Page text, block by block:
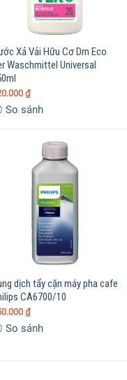
Xả Vải Hữu Cơ Dm Eco
Waschmittel Universal
₫
So sánh
dịch tẩy cặn máy pha cafe
CA6700/10
₫
So sánh